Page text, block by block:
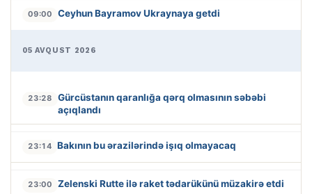
09:00 Ceyhun Bayramov Ukraynaya getdi
05 AVQUST 2026
23:28
Gürcüstanın qaranlığa qərq olmasının səbəbi
açıqlandı
23:14 Bakının bu ərazilərində işıq olmayacaq
23:00 Zelenski Rutte ilə raket tədarükünü müzakirə etdi